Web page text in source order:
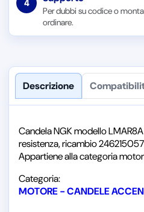
4
Per dubbi su codice o
ordinare.
Descrizione
Candela NGK modello
resistenza, ricambio 246215057
Appartiene alla categoria
Categoria:
MOTORE - CANDELE